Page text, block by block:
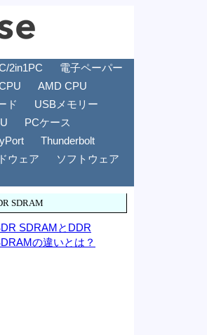
2in1PC
電子ペーパー
AMD CPU
ド
USBメモリー
PCケース
Thunderbolt
ウェア
ソフトウェア
SDRAM
SDRAMとDDR
の違いとは？